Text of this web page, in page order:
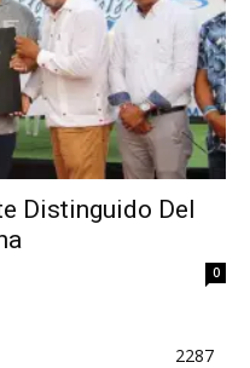
Distinguido Del
0
2287